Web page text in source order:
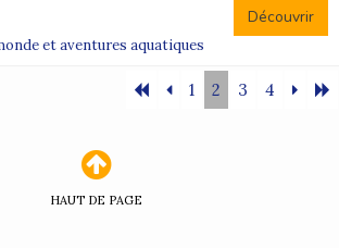
Découvrir
et aventures aquatiques
1 2 3 4
HAUT DE PAGE